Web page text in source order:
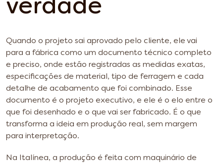
verdade
Quando o projeto sai aprovado pelo cliente, ele vai
para a fábrica como um documento técnico completo
e preciso, onde estão registradas as medidas exatas,
especificações de material, tipo de ferragem e cada
detalhe de acabamento que foi combinado. Esse
documento é o projeto executivo, e ele é o elo entre o
que foi desenhado e o que vai ser fabricado. É o que
transforma a ideia em produção real, sem margem
para interpretação.
Na Italínea, a produção é feita com maquinário de